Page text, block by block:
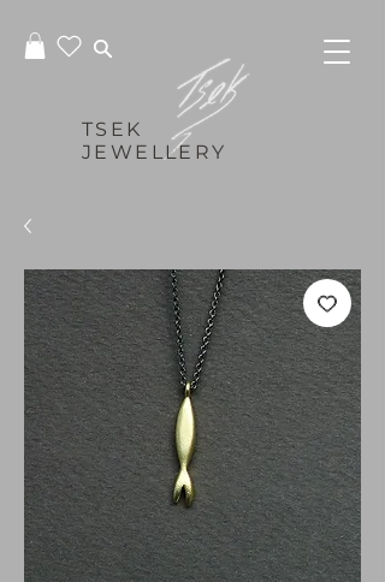
TSEK
JEWELLERY